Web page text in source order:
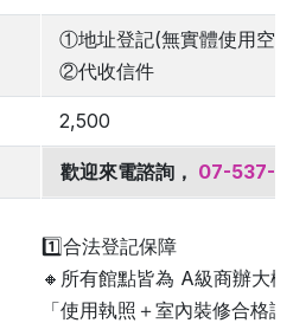
①地址登記(無實體使用空
②代收信件
2,500
歡迎來電諮詢， 07-537-
1️⃣合法登記保障
🔸所有館點皆為 A級商辦大
「使用執照＋室內裝修合格